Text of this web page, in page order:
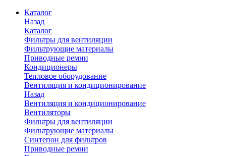
Каталог
Назад
Каталог
Фильтры для вентиляции
Фильтрующие материалы
Приводные ремни
Кондиционеры
Тепловое оборудование
Вентиляция и кондиционирование
Назад
Вентиляция и кондиционирование
Вентиляторы
Фильтры для вентиляции
Фильтрующие материалы
Синтепон для фильтров
Приводные ремни